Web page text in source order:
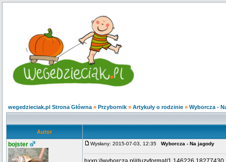
wegedzieciak.pl Strona Główna » Przybornik » Artykuły o rodzinie » Wyborcza -
Autor
bojster Wysłany: 2015-07-03, 12:35 Wyborcza - Na jagody